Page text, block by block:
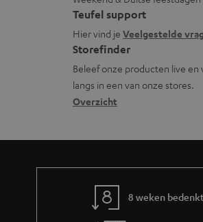
t
i
e
f
o
r
m
a
l
o
s
s
a
r
t
a
c
t
i
n
r
Teufel support
Hier vind je Veelgestelde
Storefinder
Beleef onze producten live en
langs in een van onze stores.
Overzicht
8 weken